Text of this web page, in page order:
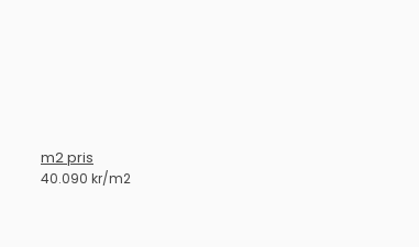
m2 pris
40.090 kr/m2